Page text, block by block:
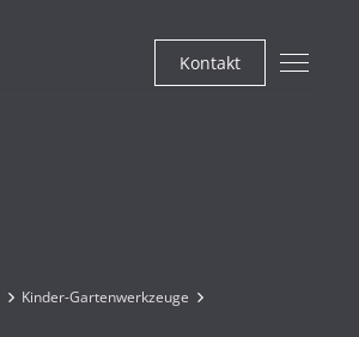
Kontakt
Kinder-Gartenwerkzeuge